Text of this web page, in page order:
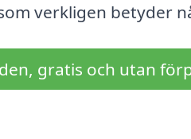
verkligen betyder
gratis och utan